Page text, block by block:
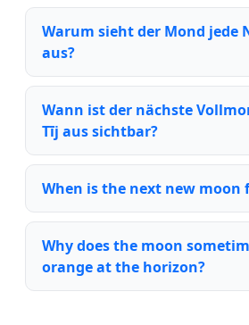
Warum sieht der Mond jede
aus?
Wann ist der nächste
Tīj aus sichtbar?
When is the next new moon
Why does the moon
orange at the horizon?